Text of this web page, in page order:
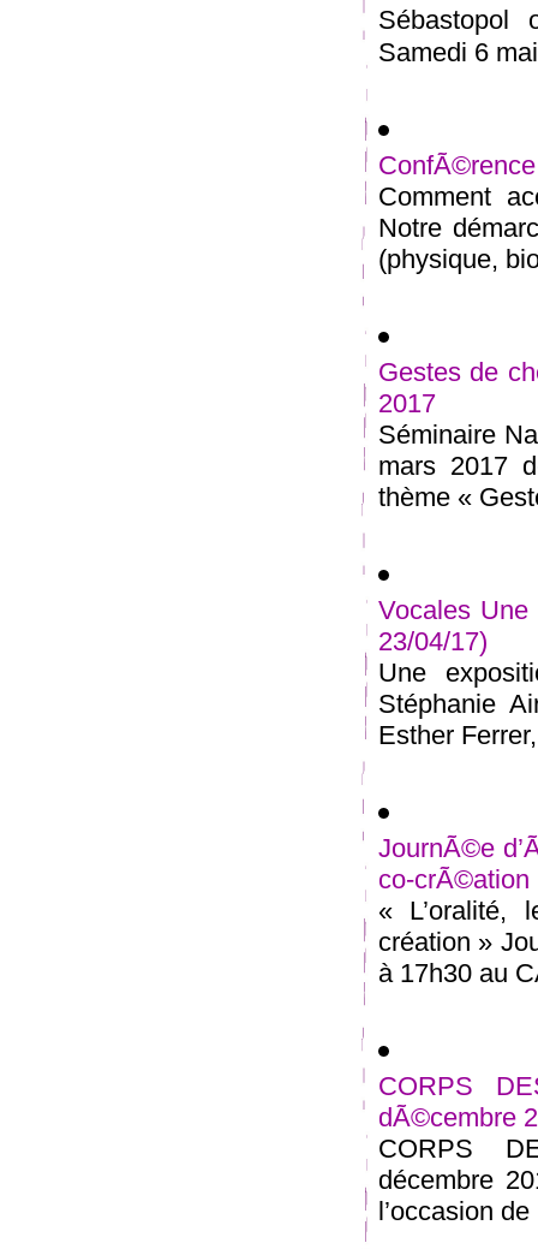
Samedi 6
Comment
Notre
(physique,
Gestes de
2017
Séminaire
mars 2017
thème «
Vocales
23/04/17)
Une
Stéphanie
Esther
JournÃ©e
co-crÃ©ation
« L’oralité,
création »
à 17h30 au
CORPS
dÃ©cembre
CORPS
décembre
l’occasion